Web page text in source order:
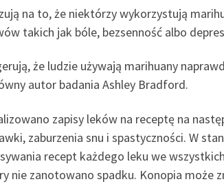
na to, że niektórzy wykorzystują
takich jak bóle, bezsenność albo
że ludzie używają marihuany
autor badania Ashley Bradford.
zapisy leków na receptę na
zaburzenia snu i spastyczności. W
recept każdego leku we
nie zanotowano spadku. Konopia może